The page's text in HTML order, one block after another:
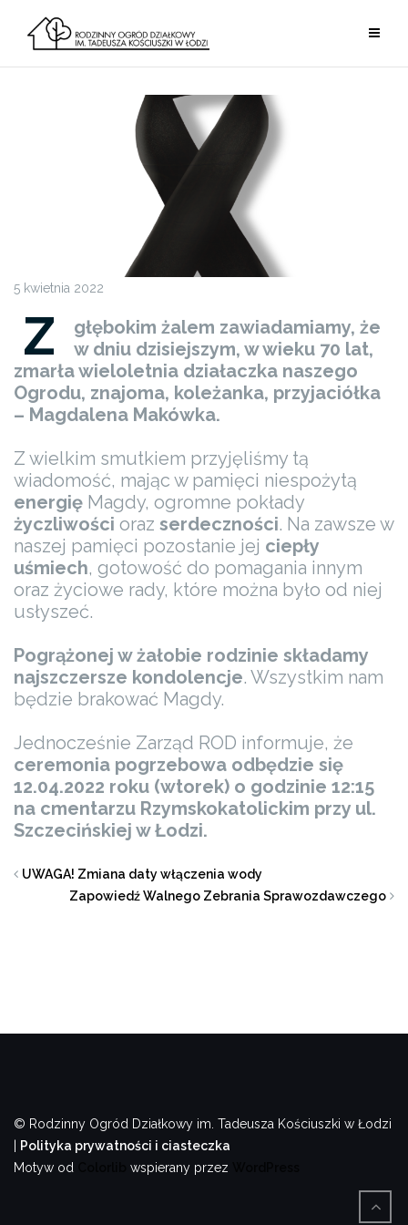
treści
5 kwietnia 2022
Z
głębokim żalem zawiadamiamy, że
w dniu dzisiejszym, w wieku 70 lat,
zmarła wieloletnia działaczka naszego
Ogrodu, znajoma, koleżanka, przyjaciółka
– Magdalena Makówka.
Z wielkim smutkiem przyjęliśmy tą
wiadomość, mając w pamięci niespożytą
energię Magdy, ogromne pokłady
życzliwości oraz serdeczności. Na zawsze w
naszej pamięci pozostanie jej ciepły
uśmiech, gotowość do pomagania innym
oraz życiowe rady, które można było od niej
usłyszeć.
Pogrążonej w żałobie rodzinie składamy
najszczersze kondolencje. Wszystkim nam
będzie brakować Magdy.
Jednocześnie Zarząd ROD informuje, że
ceremonia pogrzebowa odbędzie się
12.04.2022 roku (wtorek) o godzinie 12:15
na cmentarzu Rzymskokatolickim przy ul.
Szczecińskiej w Łodzi.
UWAGA! Zmiana daty włączenia wody
Zapowiedź Walnego Zebrania Sprawozdawczego
© Rodzinny Ogród Działkowy im. Tadeusza Kościuszki w Łodzi
Polityka prywatności i ciasteczka
Motyw od
wspierany przez